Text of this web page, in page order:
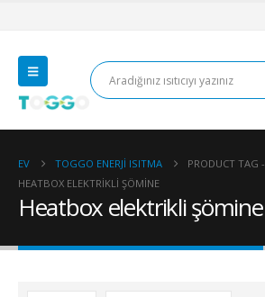
EV TOGGO ENERJI ISITMA
PRODUCT TAG -
HEATBOX ELEKTRIKLI ŞÖMINE
Heatbox elektrikli şömine